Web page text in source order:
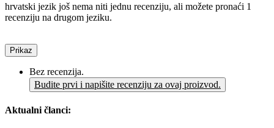
hrvatski jezik još nema niti jednu recenziju, ali možete pronaći 1
recenziju na drugom jeziku.
Prikaz
Bez recenzija.
Budite prvi i napišite recenziju za ovaj proizvod.
Aktualni članci: